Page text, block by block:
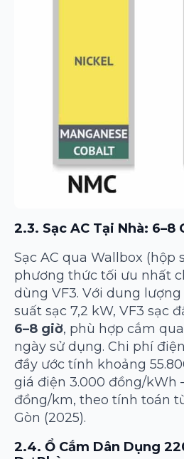
2.3. Sạc AC Tại Nhà: 6–8
Sạc AC qua Wallbox (hộp
phương thức tối ưu nhất
dùng VF3. Với dung lượng
suất sạc 7,2 kW, VF3 sạc
6–8 giờ, phù hợp cắm
ngày sử dụng. Chi phí
đầy ước tính khoảng
giá điện 3.000 đồng/kWh
đồng/km, theo tính toán
Gòn (2025).
2.4. Ổ Cắm Dân Dụng